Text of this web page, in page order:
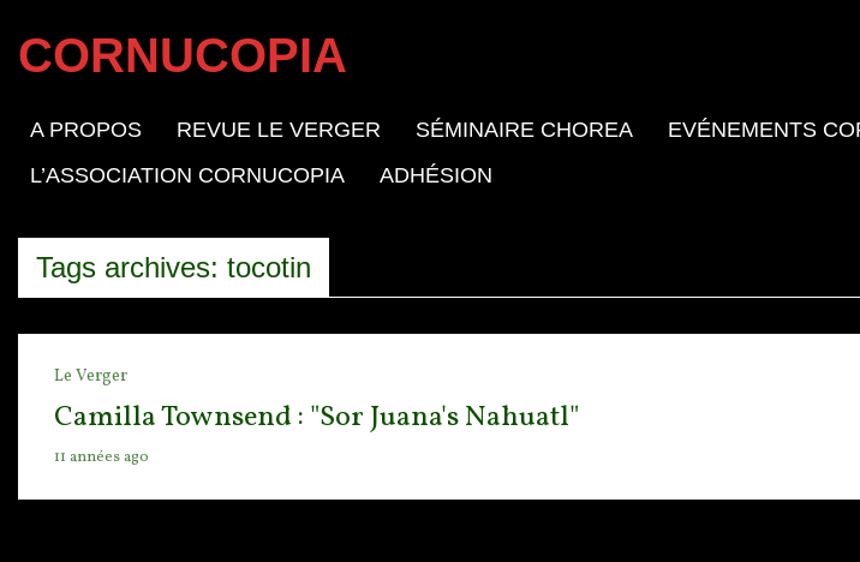
CORNUCOPIA
A PROPOS REVUE LE VERGER SÉMINAIRE CHOREA EVÉNEMENTS
L’ASSOCIATION CORNUCOPIA
ADHÉSION
Tags archives: tocotin
Le Verger
Camilla Townsend : "Sor Juana's Nahuatl"
11 années ago